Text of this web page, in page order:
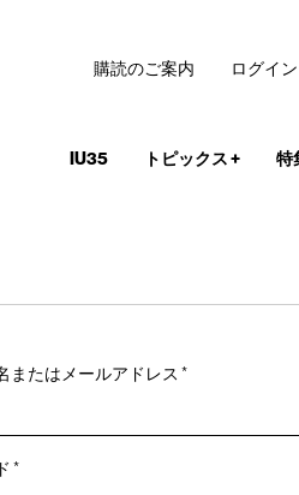
IU35 トピックス+ 特
購読のご案内 ログイン
またはメールアドレス*必
*必